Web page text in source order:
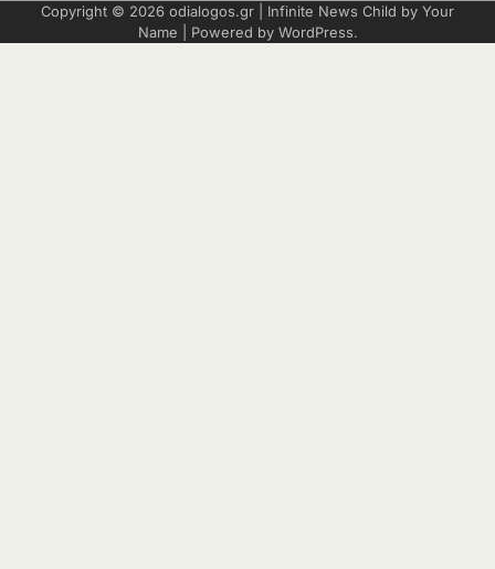
Copyright © 2026 odialogos.gr | Infinite News Child by Your
Name | Powered by WordPress.